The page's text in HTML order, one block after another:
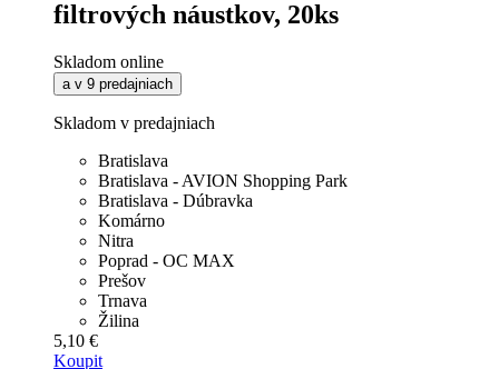
filtrových náustkov, 20ks
Skladom online
a v 9 predajniach
Skladom v predajniach
Bratislava
Bratislava - AVION Shopping Park
Bratislava - Dúbravka
Komárno
Nitra
Poprad - OC MAX
Prešov
Trnava
Žilina
5,10 €
Koupit